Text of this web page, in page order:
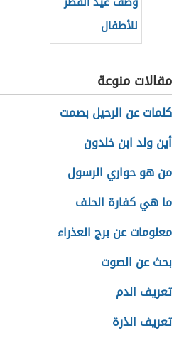
للأطفال
مقالات منوعة
كلمات عن الرحيل بصمت
أين ولد ابن خلدون
من هو حواري الرسول
ما هي كفارة الحلف
معلومات عن برج العذراء
بحث عن الصوت
تعريف الدم
تعريف الذرة